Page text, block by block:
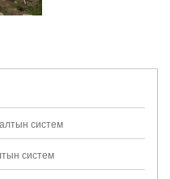
систем
систем